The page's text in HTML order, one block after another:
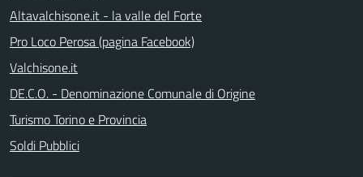
Altavalchisone.it - la valle del Forte
Pro Loco Perosa (pagina Facebook)
Valchisone.it
DE.C.O. - Denominazione Comunale di Origine
Turismo Torino e Provincia
Soldi Pubblici